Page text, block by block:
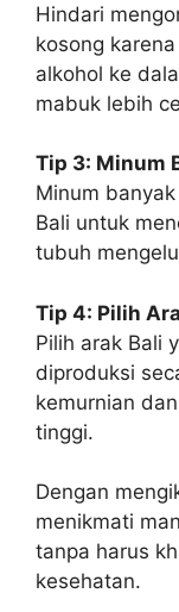
Hindari
kosong
alkohol ke
mabuk lebih
Tip 3: Minum
Minum
Bali untuk
tubuh
Tip 4: Pilih
Pilih arak Bali
diproduksi
kemurnian
tinggi.
Dengan
menikmati
tanpa harus
kesehatan.